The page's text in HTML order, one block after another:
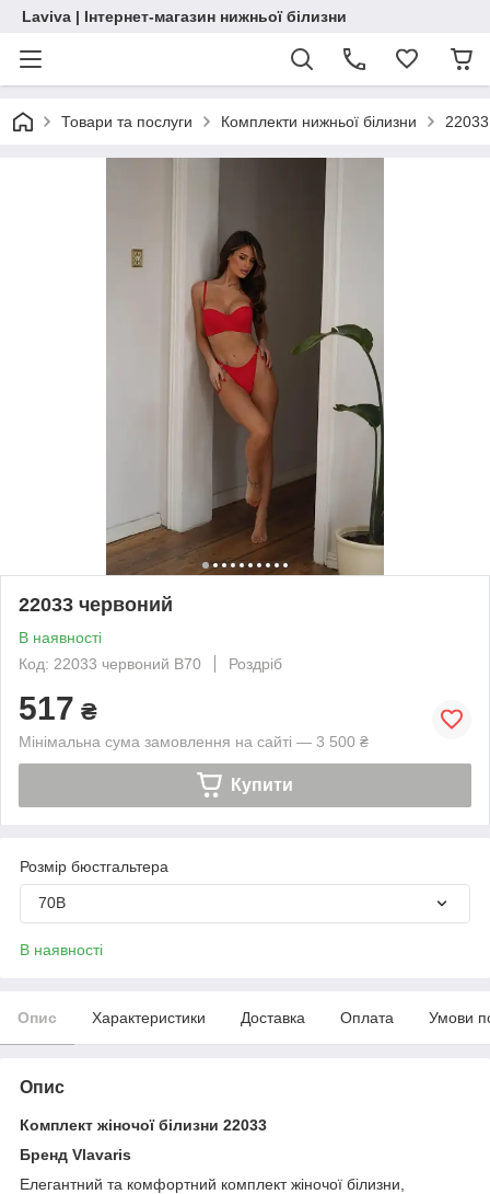
Laviva | Інтернет-магазин нижньої білизни
Товари та послуги Комплекти нижньої білизни
22033 червоний
В наявності
Код: 22033 червоний B70
Роздріб
517 ₴
Мінімальна сума замовлення на сайті — 3 500 ₴
Купити
Розмір бюстгальтера
70B
В наявності
Опис Характеристики Доставка Оплата Умови
Опис
Комплект жіночої білизни 22033
Бренд Vlavaris
Елегантний та комфортний комплект жіночої білизни,